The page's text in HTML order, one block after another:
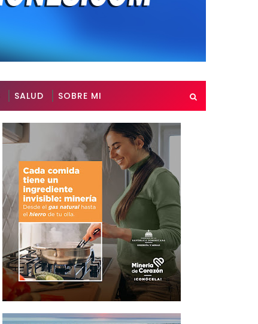
SALUD SOBRE MI